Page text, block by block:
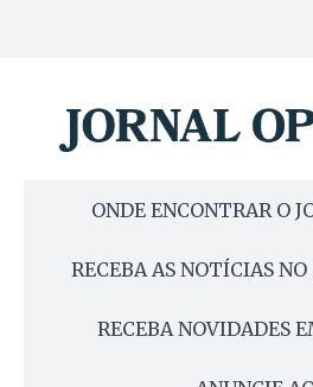
ONDE ENCONTRAR O
RECEBA AS NOTÍCIAS
RECEBA NOVIDADES